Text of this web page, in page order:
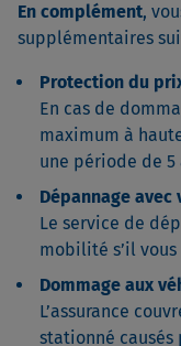
En complément,
supplémentaires
Protection du
En cas de
maximum à
une période de
Dépannage
Le service de
mobilité s’il
Dommage aux
L’assurance
stationné causés